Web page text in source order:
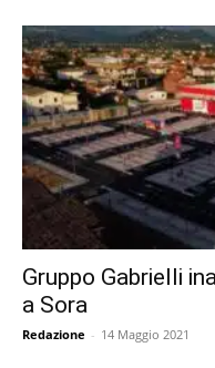
Gruppo Gabrielli
a Sora
Redazione - 14 Maggio 2021